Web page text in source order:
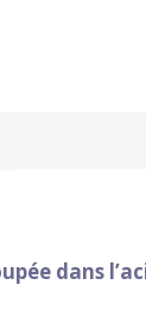
dans